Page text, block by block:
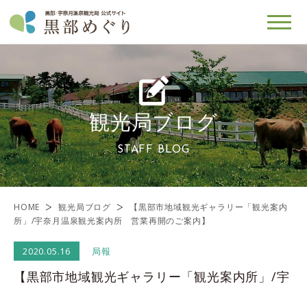
観光局ブログ
STAFF BLOG
HOME 観光局ブログ
【黒部市地域観光ギャラリー「観光案内
所」/宇奈月温泉観光案内所 営業再開のご案内】
2020.05.16 局報
【黒部市地域観光ギャラリー「観光案内所」/宇